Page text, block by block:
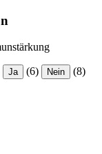
Ja (6) Nein (8)